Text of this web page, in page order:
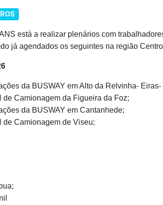
está a realizar plenários com
já agendados os seguintes na região
da BUSWAY em Alto da Relvinha- Eiras-
de Camionagem da Figueira da Foz;
da BUSWAY em Cantanhede;
de Camionagem de Viseu;